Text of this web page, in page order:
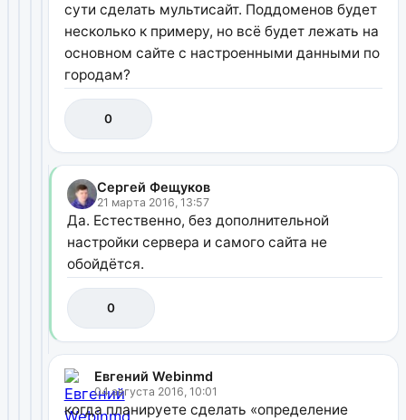
сути сделать мультисайт. Поддоменов будет
несколько к примеру, но всё будет лежать на
основном сайте с настроенными данными по
городам?
0
Сергей Фещуков
21 марта 2016, 13:57
Да. Естественно, без дополнительной
настройки сервера и самого сайта не
обойдётся.
0
Евгений Webinmd
04 августа 2016, 10:01
когда планируете сделать «определение